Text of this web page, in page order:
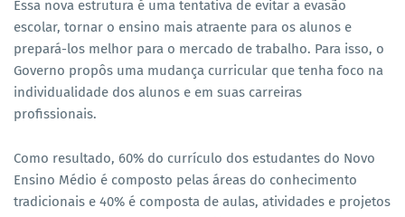
Essa nova estrutura é uma tentativa de evitar a evasão
escolar, tornar o ensino mais atraente para os alunos e
prepará-los melhor para o mercado de trabalho. Para isso, o
Governo propôs uma mudança curricular que tenha foco na
individualidade dos alunos e em suas carreiras
profissionais.
Como resultado, 60% do currículo dos estudantes do Novo
Ensino Médio é composto pelas áreas do conhecimento
tradicionais e 40% é composta de aulas, atividades e projetos